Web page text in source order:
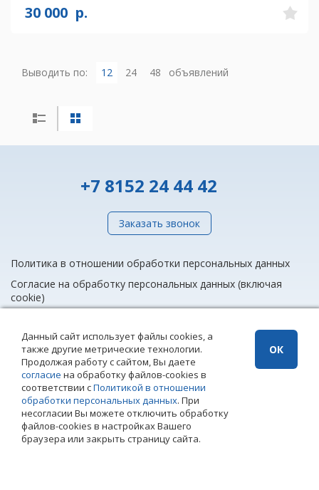
30 000 р.
Выводить по: 12 24 48 объявлений
+7 8152 24 44 42
Заказать звонок
Политика в отношении обработки персональных данных
Согласие на обработку персональных данных (включая
cookie)
info@rieltnet.ru
© 2005 - 2026 ООО Агентство недвижимости «Риэлт» Мурманск, ул.
Полярные Зори, 20, офис 1, телефон единой линии недвижимости
(8152) 24 44 42,
Использование материалов возможно только при установке прямой
ссылки на страницу-источник. Использование сайта означает
согласие сПолитикой конфиденциальности
недвижимости «Риэлт»
Данный сайт использует файлы cookies, а
также другие метрические технологии.
Продолжая работу с сайтом, Вы даете
согласие на обработку файлов-cookies в
соответствии сПолитикой в отношении
обработки персональных данных. При
несогласии Вы можете отключить обработку
файлов-cookies в настройках Вашего
браузера или закрыть страницу сайта.
ОК